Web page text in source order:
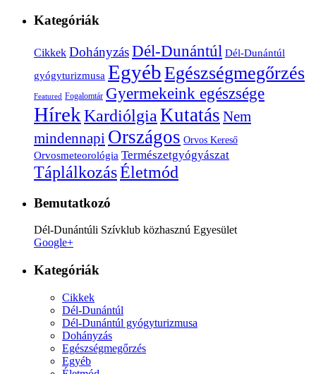
Kategóriák
Cikkek DohányzásDél-Dunántúl Dél-Dunántúl
gyógyturizmusa EgyébEgészségmegőrzés
Featured Fogalomtár Gyermekeink egészsége
HírekKardiólgia Kutatás Nem
mindennapi Országos Orvos Kereső
Orvosmeteorológia Természetgyógyászat
TáplálkozásÉletmód
Bemutatkozó
Dél-Dunántúli Szívklub közhasznú Egyesület
Google+
Kategóriák
Cikkek
Dél-Dunántúl
Dél-Dunántúl gyógyturizmusa
Dohányzás
Egészségmegőrzés
Egyéb